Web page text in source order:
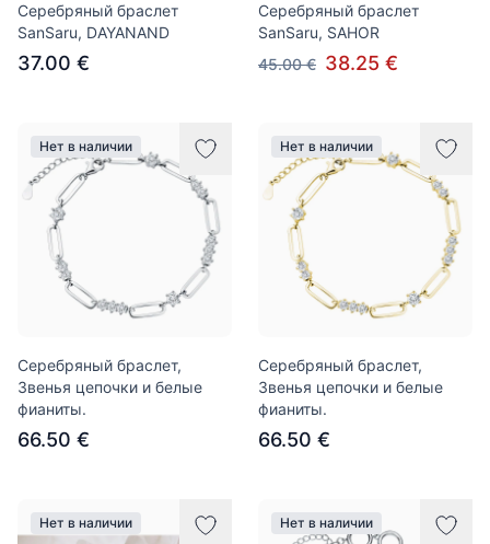
Серебряный браслет
SanSaru, DAYANAND
37.00 €
Серебряный браслет
SanSaru, SAHOR
45.00 € 38.25 €
Нет в наличии
Серебряный браслет,
Звенья цепочки и белые
фианиты.
66.50 €
Нет в наличии
Серебряный браслет,
Звенья цепочки и белые
фианиты.
66.50 €
Нет в наличии Нет в наличии